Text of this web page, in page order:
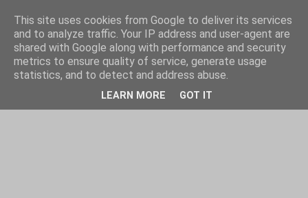
This site uses cookies from Google to deliver its services
and to analyze traffic. Your IP address and user-agent are
shared with Google along with performance and security
metrics to ensure quality of service, generate usage
statistics, and to detect and address abuse.
LEARN MORE GOT IT